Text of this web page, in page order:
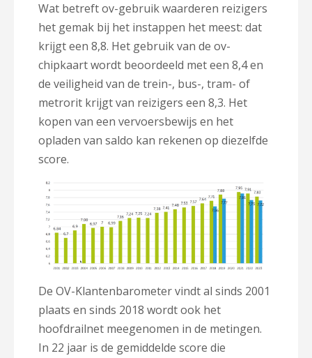
Wat betreft ov-gebruik waarderen reizigers
het gemak bij het instappen het meest: dat
krijgt een 8,8. Het gebruik van de ov-
chipkaart wordt beoordeeld met een 8,4 en
de veiligheid van de trein-, bus-, tram- of
metrorit krijgt van reizigers een 8,3. Het
kopen van een vervoersbewijs en het
opladen van saldo kan rekenen op diezelfde
score.
De OV-Klantenbarometer vindt al sinds 2001
plaats en sinds 2018 wordt ook het
hoofdrailnet meegenomen in de metingen.
In 22 jaar is de gemiddelde score die